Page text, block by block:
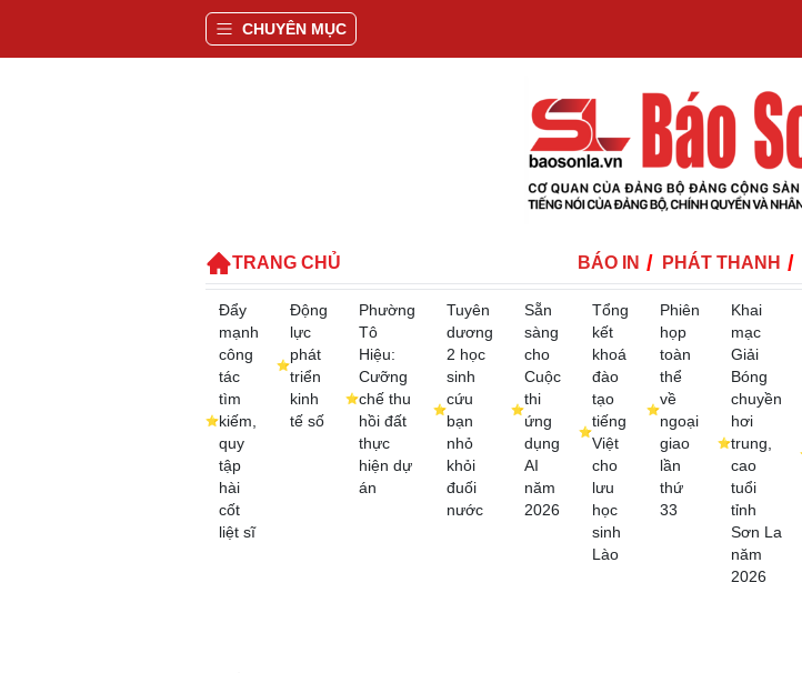
CHUYÊN MỤC
TRANG CHỦ BÁO IN PHÁT THANH
Đẩy
mạnh
công
tác
tìm
kiếm,
quy
tập
hài
cốt
liệt sĩ
Động
lực
phát
triển
kinh
tế số
Phường
Tô
Hiệu:
Cưỡng
chế thu
hồi đất
thực
hiện dự
án
Tuyên
dương
2 học
sinh
cứu
bạn
nhỏ
khỏi
đuối
nước
Sẵn
sàng
cho
Cuộc
thi
ứng
dụng
AI
năm
2026
Tổng
kết
khoá
đào
tạo
tiếng
Việt
cho
lưu
học
sinh
Lào
Phiên
họp
toàn
thể
về
ngoại
giao
lần
thứ
33
Khai
mạc
Giải
Bóng
chuyền
hơi
trung,
cao
tuổi
tỉnh
Sơn La
năm
2026